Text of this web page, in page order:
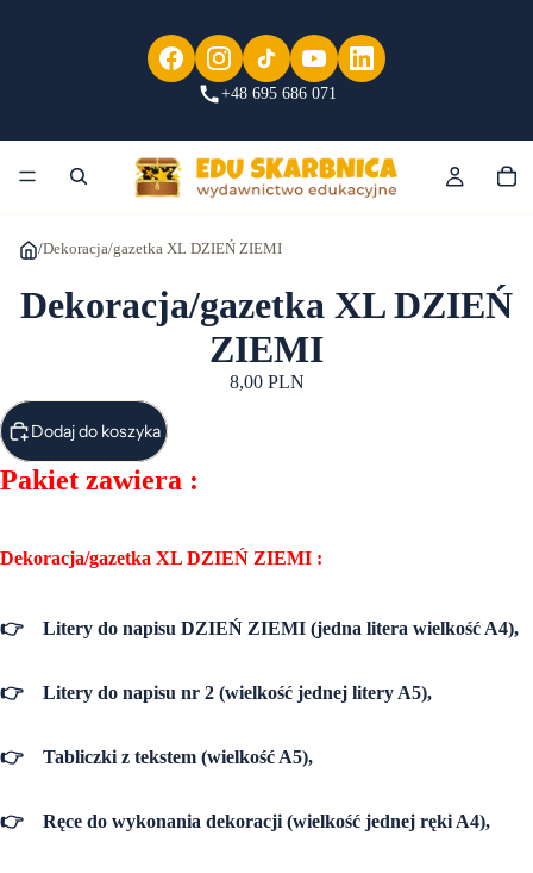
+48 695 686 071
/Dekoracja/gazetka XL DZIEŃ ZIEMI
Dekoracja/gazetka XL DZIEŃ
ZIEMI
8,00 PLN
Dodaj do koszyka
Pakiet zawiera :
Dekoracja/gazetka XL DZIEŃ ZIEMI :
👉 Litery do napisu DZIEŃ ZIEMI (jedna litera wielkość A4),
👉 Litery do napisu nr 2 (wielkość jednej litery A5),
👉 Tabliczki z tekstem (wielkość A5),
👉 Ręce do wykonania dekoracji (wielkość jednej ręki A4),